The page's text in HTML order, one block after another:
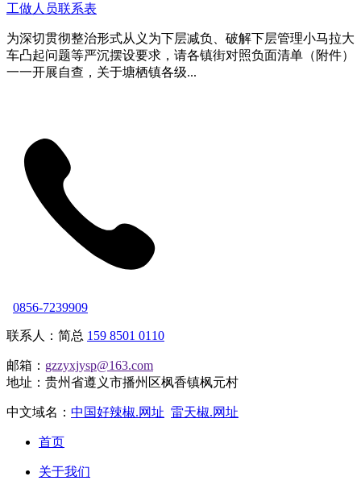
工做人员联系表
为深切贯彻整治形式从义为下层减负、破解下层管理小马拉大
车凸起问题等严沉摆设要求，请各镇街对照负面清单（附件）
一一开展自查，关于塘栖镇各级...
0856-7239909
联系人：简总 159 8501 0110
邮箱： gzzyxjysp@163.com
地址：贵州省遵义市播州区枫香镇枫元村
中文域名： 中国好辣椒.网址 雷天椒.网址
首页
关于我们